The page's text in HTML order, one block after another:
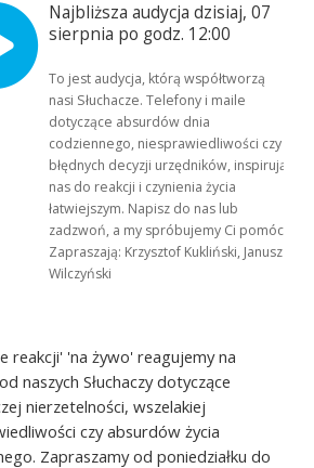
Najbliższa audycja dzisiaj, 07
sierpnia po godz. 12:00
To jest audycja, którą współtworzą
nasi Słuchacze. Telefony i maile
dotyczące absurdów dnia
codziennego, niesprawiedliwości czy
błędnych decyzji urzędników, inspirują
nas do reakcji i czynienia życia
łatwiejszym. Napisz do nas lub
zadzwoń, a my spróbujemy Ci pomóc.
Zapraszają: Krzysztof Kukliński, Janusz
Wilczyński
reakcji' 'na żywo' reagujemy na
naszych Słuchaczy dotyczące
nierzetelności, wszelakiej
czy absurdów życia
Zapraszamy od poniedziałku do